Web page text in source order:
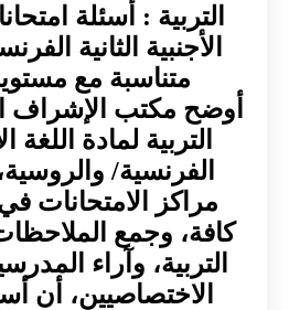
التربية : أسئلة
الأجنبية الثانية
متناسبة مع
أوضح مكتب الإشراف
التربية لمادة اللغة
الفرنسية/
مراكز الامتحانات
كافة، وجمع
التربية، وآراء
الاختصاصيين، أن